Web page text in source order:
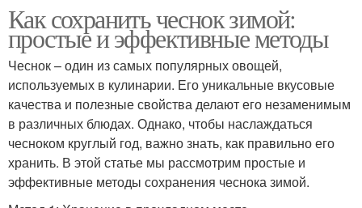
Как сохранить чеснок зимой:
простые и эффективные методы
Чеснок – один из самых популярных овощей,
используемых в кулинарии. Его уникальные вкусовые
качества и полезные свойства делают его незаменимым
в различных блюдах. Однако, чтобы наслаждаться
чесноком круглый год, важно знать, как правильно его
хранить. В этой статье мы рассмотрим простые и
эффективные методы сохранения чеснока зимой.